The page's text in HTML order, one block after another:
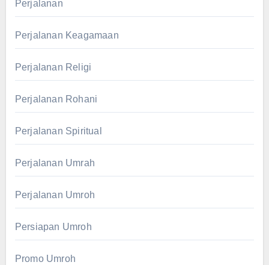
Perjalanan
Perjalanan Keagamaan
Perjalanan Religi
Perjalanan Rohani
Perjalanan Spiritual
Perjalanan Umrah
Perjalanan Umroh
Persiapan Umroh
Promo Umroh